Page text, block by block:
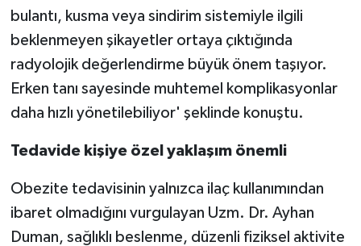
bulantı, kusma veya sindirim sistemiyle ilgili
beklenmeyen şikayetler ortaya çıktığında
radyolojik değerlendirme büyük önem taşıyor.
Erken tanı sayesinde muhtemel komplikasyonlar
daha hızlı yönetilebiliyor' şeklinde konuştu.
Tedavide kişiye özel yaklaşım önemli
Obezite tedavisinin yalnızca ilaç kullanımından
ibaret olmadığını vurgulayan Uzm. Dr. Ayhan
Duman, sağlıklı beslenme, düzenli fiziksel aktivite